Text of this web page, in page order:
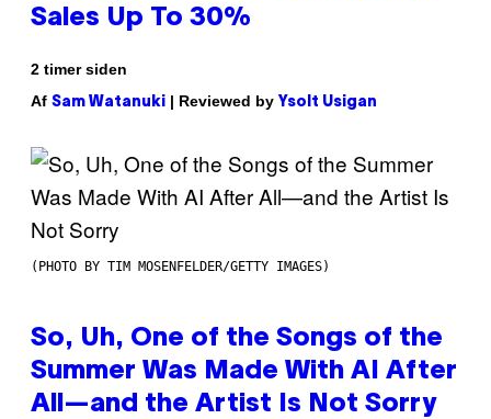
Sales Up To 30%
2 timer siden
Af Sam Watanuki | Reviewed by Ysolt Usigan
(PHOTO BY TIM MOSENFELDER/GETTY IMAGES)
So, Uh, One of the Songs of the
Summer Was Made With AI After
All—and the Artist Is Not Sorry